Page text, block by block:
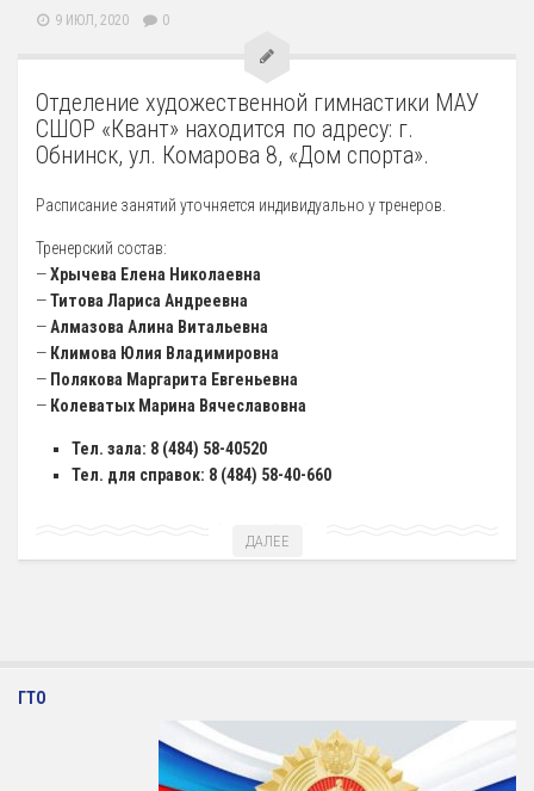
9 ИЮЛ, 2020
0
Отделение художественной гимнастики МАУ
СШОР «Квант» находится по адресу: г.
Обнинск, ул. Комарова 8, «Дом спорта».
Расписание занятий уточняется индивидуально у тренеров.
Тренерский состав:
—Хрычева Елена Николаевна
—Титова Лариса Андреевна
—Алмазова Алина Витальевна
— Климова Юлия Владимировна
— Полякова Маргарита Евгеньевна
— Колеватых Марина Вячеславовна
Тел. зала: 8 (484) 58-40520
Тел. для справок: 8 (484) 58-40-660
ДАЛЕЕ
ГТО